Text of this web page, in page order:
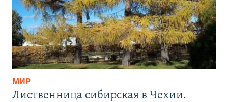
МИР
Лиственница сибирская в Чехии.